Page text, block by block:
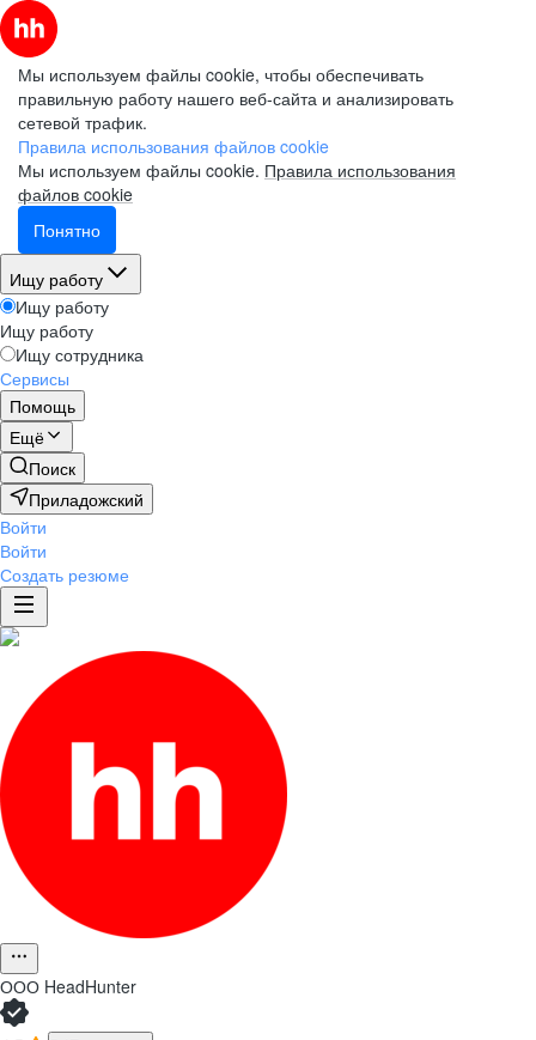
Мы используем файлы cookie, чтобы обеспечивать
правильную работу нашего веб-сайта и анализировать
сетевой трафик.
Правила использования файлов cookie
Мы используем файлы cookie. Правила использования
файлов cookie
Понятно
Ищу работу
Ищу работу
Ищу работу
Ищу сотрудника
Сервисы
Помощь
Ещё
Поиск
Приладожский
Войти
Войти
Создать резюме
ООО HeadHunter